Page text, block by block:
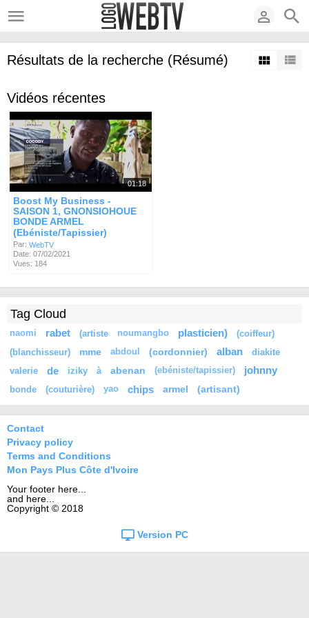
Résultats de la recherche (Résumé)
Vidéos récentes
01:18
Boost My Business -
SAISON 1, GNONSIOHOUE
BONDE ARMEL
(Ebéniste/Tapissier)
Par:WebTV
Date: 07/02/2021
Vues: 184
Tag Cloud
naomi rabet (artiste noumangbo plasticien)
(coiffeur)
(blanchisseur)
mme abdoul (cordonnier) alban
diakite
valerie
de iziky à abenan (ebéniste/tapissier) johnny
bonde (couturière) yao chips armel (artisant)
Contact
Privacy policy
Terms and Conditions
Mon Pays Plus Côte d'Ivoire
Your footer here...
and here...
Copyright © 2018
Version PC